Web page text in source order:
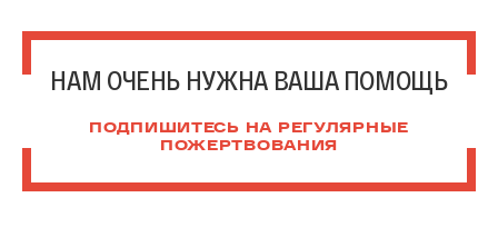
НАМ ОЧЕНЬ НУЖНА ВАША ПОМОЩЬ
ПОДПИШИТЕСЬ НА РЕГУЛЯРНЫЕ
ПОЖЕРТВОВАНИЯ